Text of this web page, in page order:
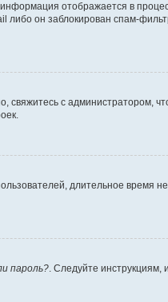
отображается в
он заблокирован спам-
свяжитесь с администратором,
длительное время
пароль?. Следуйте инструкциям,